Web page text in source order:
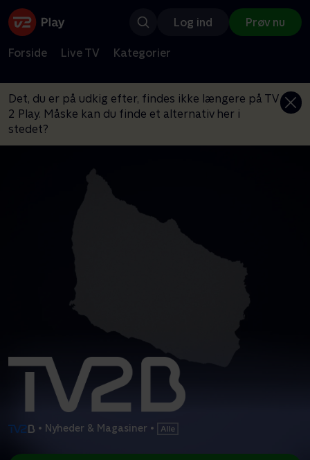
Log ind Prøv nu
Forside Live TV Kategorier
Det, du er på udkig efter, findes ikke længere på TV
2 Play. Måske kan du finde et alternativ her i
stedet?
• Nyheder & Magasiner •